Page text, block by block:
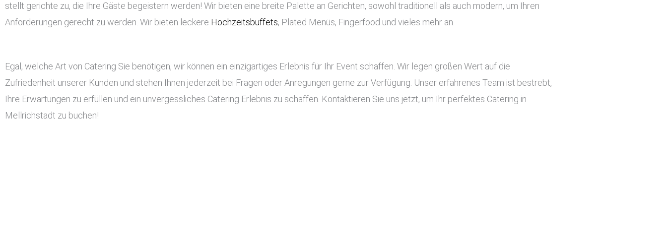
stellt gerichte zu, die Ihre Gäste begeistern werden! Wir bieten eine breite Palette an Gerichten, sowohl traditionell als auch modern, um Ihren
Anforderungen gerecht zu werden. Wir bieten leckere Hochzeitsbuffets, Plated Menüs, Fingerfood und vieles mehr an.
Egal, welche Art von Catering Sie benötigen, wir können ein einzigartiges Erlebnis für Ihr Event schaffen. Wir legen großen Wert auf die
Zufriedenheit unserer Kunden und stehen Ihnen jederzeit bei Fragen oder Anregungen gerne zur Verfügung. Unser erfahrenes Team ist bestrebt,
Ihre Erwartungen zu erfüllen und ein unvergessliches Catering Erlebnis zu schaffen. Kontaktieren Sie uns jetzt, um Ihr perfektes Catering in
Mellrichstadt zu buchen!